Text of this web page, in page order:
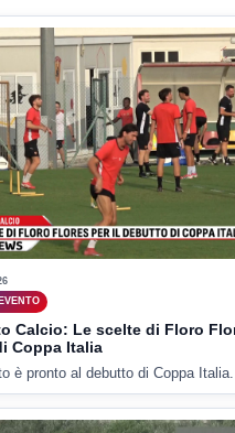
Calcio: Le scelte di Floro
Coppa Italia
è pronto al debutto di Coppa Italia.